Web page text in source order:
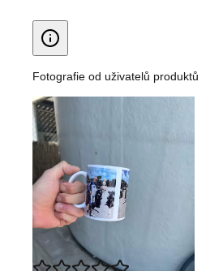
Fotografie od uživatelů produktů